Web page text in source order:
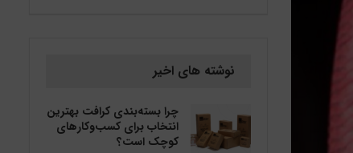
نوشته های اخیر
چرا بسته‌بندی کرافت بهترین
انتخاب برای کسب‌وکارهای
کوچک است؟